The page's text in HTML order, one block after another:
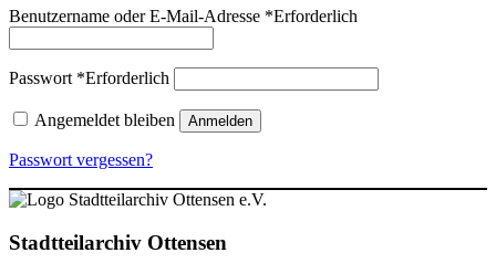
Benutzername oder E-Mail-Adresse *Erforderlich
Passwort *Erforderlich
Angemeldet bleiben Anmelden
Passwort vergessen?
Stadtteilarchiv Ottensen